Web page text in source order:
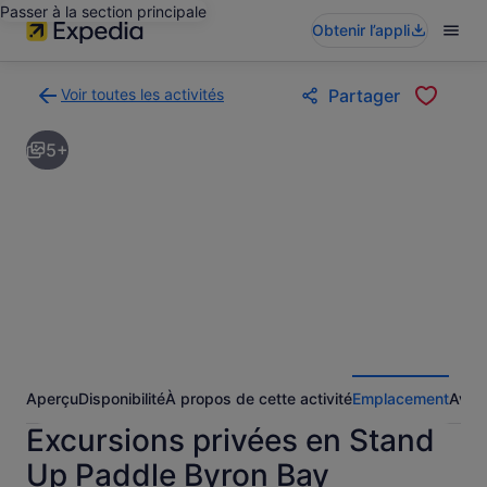
Passer à la section principale
Obtenir l’appli
Voir toutes les activités
à
la
page
Partager
5+
AperçuDisponibilitéÀ propos de cette activitéEmplacementAvis
Excursions privées en Stand
Up Paddle Byron Bay